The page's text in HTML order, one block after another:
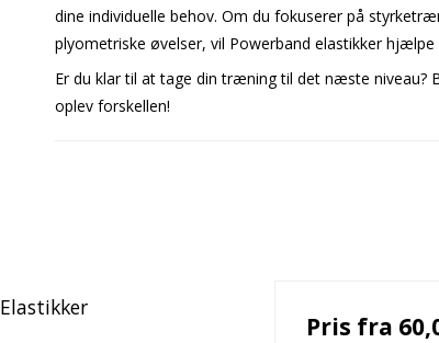
dine individuelle behov. Om du fokuserer på
plyometriske øvelser, vil Powerband elastikker
Er du klar til at tage din træning til det næste niveau?
oplev forskellen!
Elastikker
Pris fra